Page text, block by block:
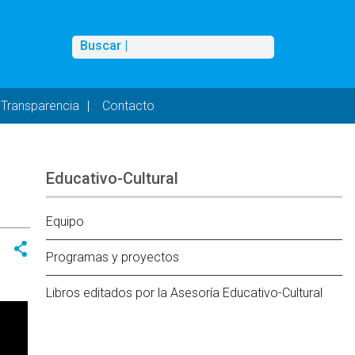
Buscar
Buscar |
Transparencia Contacto
Educativo-Cultural
Equipo
Programas y proyectos
Libros editados por la Asesoría Educativo-Cultural